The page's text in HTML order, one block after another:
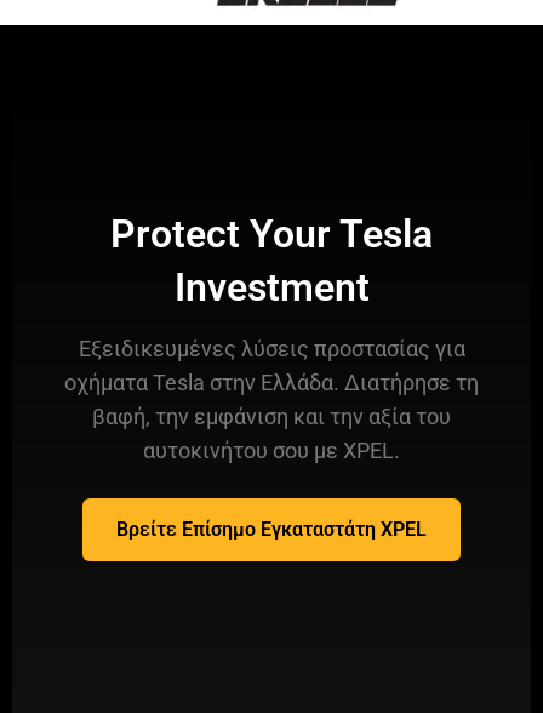
Protect Your Tesla
Investment
Εξειδικευμένες λύσεις προστασίας για
οχήματα Tesla στην Ελλάδα. Διατήρησε τη
βαφή, την εμφάνιση και την αξία του
αυτοκινήτου σου με XPEL.
Βρείτε Επίσημο Εγκαταστάτη XPEL